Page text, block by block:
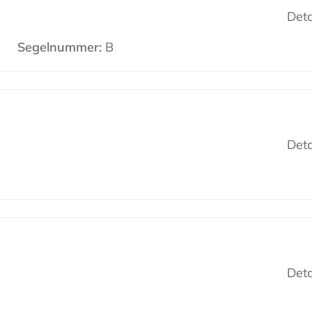
Segelnummer:B